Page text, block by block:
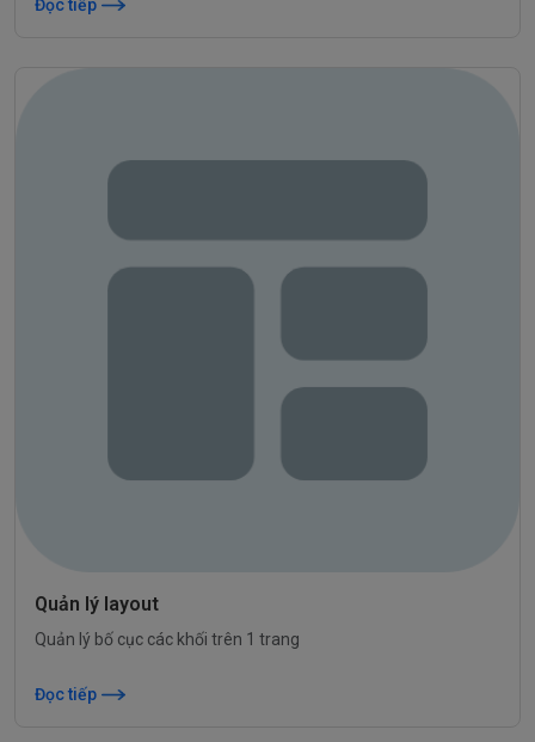
Đọc tiếp
Quản lý layout
Quản lý bố cục các khối trên 1 trang
Đọc tiếp